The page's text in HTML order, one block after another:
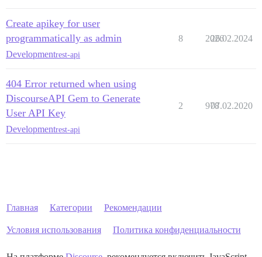
Create apikey for user
programmatically as admin
Developmentrest-api
8 2026
26.02.2024
404 Error returned when using
DiscourseAPI Gem to Generate
User API Key
Developmentrest-api
2 978
07.02.2020
Главная Категории Рекомендации
Условия использования Политика конфиденциальности